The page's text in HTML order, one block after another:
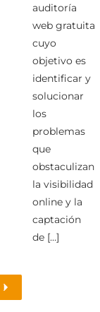
auditoría
web gratuita
cuyo
objetivo es
identificar y
solucionar
los
problemas
que
obstaculizan
la visibilidad
online y la
captación
de […]